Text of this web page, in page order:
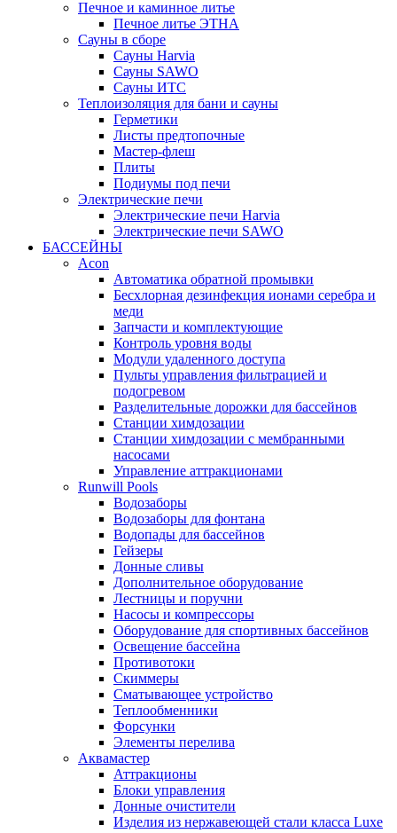
Печное и каминное литье
Печное литье ЭТНА
Сауны в сборе
Cауны Harvia
Сауны SAWO
Сауны ИТС
Теплоизоляция для бани и сауны
Герметики
Листы предтопочные
Мастер-флеш
Плиты
Подиумы под печи
Электрические печи
Электрические печи Harvia
Электрические печи SAWO
БАССЕЙНЫ
Acon
Автоматика обратной промывки
Беcхлорная дезинфекция ионами серебра и
меди
Запчасти и комплектующие
Контроль уровня воды
Модули удаленного доступа
Пульты управления фильтрацией и
подогревом
Разделительные дорожки для бассейнов
Станции химдозации
Станции химдозации с мембранными
насосами
Управление аттракционами
Runwill Pools
Водозаборы
Водозаборы для фонтана
Водопады для бассейнов
Гейзеры
Донные сливы
Дополнительное оборудование
Лестницы и поручни
Насосы и компрессоры
Оборудование для спортивных бассейнов
Освещение бассейна
Противотоки
Скиммеры
Сматывающее устройство
Теплообменники
Форсунки
Элементы перелива
Аквамастер
Аттракционы
Блоки управления
Донные очистители
Изделия из нержавеющей стали класса Luxe